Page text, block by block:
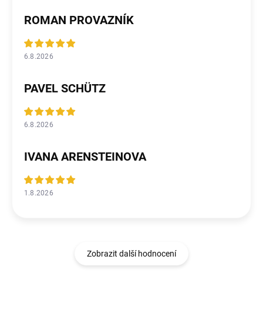
ROMAN PROVAZNÍK
6.8.2026
PAVEL SCHÜTZ
6.8.2026
IVANA ARENSTEINOVA
1.8.2026
Zobrazit další hodnocení